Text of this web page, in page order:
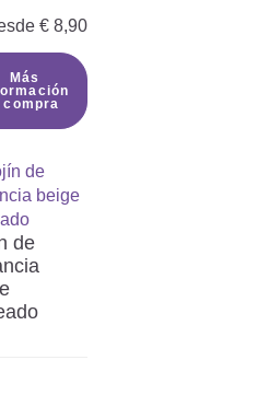
€ 8,90
Más
compra
de